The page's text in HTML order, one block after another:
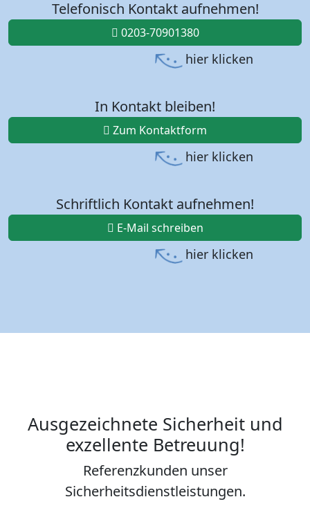
Telefonisch Kontakt aufnehmen!
0203-70901380
hier klicken
In Kontakt bleiben!
Zum Kontaktform
hier klicken
Schriftlich Kontakt aufnehmen!
E-Mail schreiben
hier klicken
Ausgezeichnete Sicherheit und
exzellente Betreuung!
Referenzkunden unser
Sicherheitsdienstleistungen.